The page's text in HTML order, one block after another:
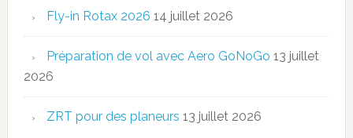
Fly-in Rotax 2026 14 juillet 2026
Préparation de vol avec Aero GoNoGo 13 juillet
2026
ZRT pour des planeurs 13 juillet 2026